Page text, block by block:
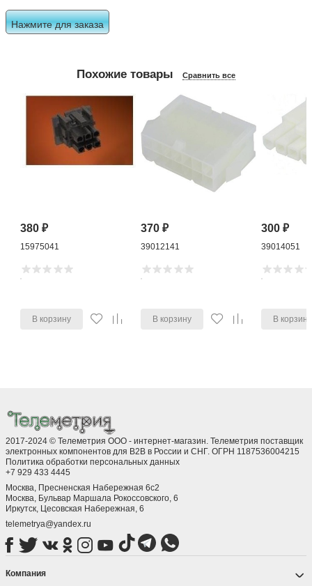
Нажмите для заказа
Похожие товары Сравнить все
380₽
15975041
В корзину
370₽
39012141
В корзину
300₽
39014051
В корзину
2017-2024 © Телеметрия ООО - интернет-магазин. Телеметрия поставщик
электронных компонентов для B2B в России и СНГ. ОГРН 1187536004215
Политика обработки персональных данных
+7 929 433 4445
Москва, Пресненская Набережная 6с2
Москва, ​Бульвар Маршала Рокоссовского, 6
Иркутск, ​Цесовская Набережная, 6
telemetrya@yandex.ru
Компания